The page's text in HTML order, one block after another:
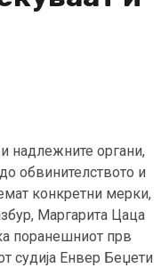
надлежните органи,
обвинителството и
конкретни мерки,
Маргарита Цаца
поранешниот прв
судија Енвер Беџети